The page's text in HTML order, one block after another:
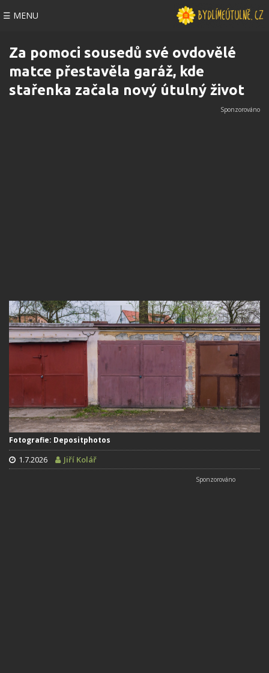
☰ MENU
Za pomoci sousedů své ovdovělé
matce přestavěla garáž, kde
stařenka začala nový útulný život
Fotografie: Depositphotos
1.7.2026 Jiří Kolář